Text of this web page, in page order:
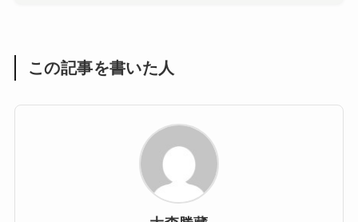
この記事を書いた人